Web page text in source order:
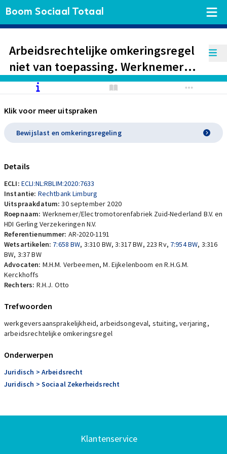
Boom Sociaal Totaal
Arbeidsrechtelijke omkeringsregel
niet van toepassing. Werknemer
heeft onvoldoende onderbouwd
gesteld dat er een causaal verband
is tussen zijn klachten en de
werkzaamheden.
Klik voor meer uitspraken
Bewijslast en omkeringsregeling
Details
ECLI: ECLI:NL:RBLIM:2020:7633
Instantie: Rechtbank Limburg
Uitspraakdatum:30 september 2020
Roepnaam: Werknemer/Electromotorenfabriek Zuid-Nederland B.V. en
HDI Gerling Verzekeringen N.V.
Referentienummer: AR-2020-1191
Wetsartikelen: 7:658 BW, 3:310 BW,3:317 BW, 223 Rv, 7:954 BW, 3:316
BW, 3:37 BW
Advocaten: M.H.M. Verbeemen, M. Eijkelenboom en R.H.G.M.
Kerckhoffs
Rechters: R.H.J. Otto
Trefwoorden
werkgeversaansprakelijkheid, arbeidsongeval, stuiting, verjaring,
arbeidsrechtelijke omkeringsregel
Onderwerpen
Juridisch > Arbeidsrecht
Juridisch > Sociaal Zekerheidsrecht
Klantenservice